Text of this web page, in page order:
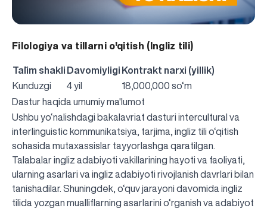
Filologiya va tillarni o'qitish (Ingliz tili)
Ta`lim shakli Davomiyligi Kontrakt narxi (yillik)
Kunduzgi
4 yil
18,000,000 so‘m
Dastur haqida umumiy ma'lumot
Ushbu yo‘nalishdagi bakalavriat dasturi intercultural va
interlinguistic kommunikatsiya, tarjima, ingliz tili o‘qitish
sohasida mutaxassislar tayyorlashga qaratilgan.
Talabalar ingliz adabiyoti vakillarining hayoti va faoliyati,
ularning asarlari va ingliz adabiyoti rivojlanish davrlari bilan
tanishadilar. Shuningdek, o‘quv jarayoni davomida ingliz
tilida yozgan mualliflarning asarlarini o‘rganish va adabiyot